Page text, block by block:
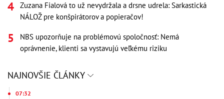
Zuzana Fialová to už nevydržala a drsne udrela: Sarkastická
NÁLOŽ pre konšpirátorov a popieračov!
NBS upozorňuje na problémovú spoločnosť: Nemá
oprávnenie, klienti sa vystavujú veľkému riziku
NAJNOVŠIE ČLÁNKY
07:32